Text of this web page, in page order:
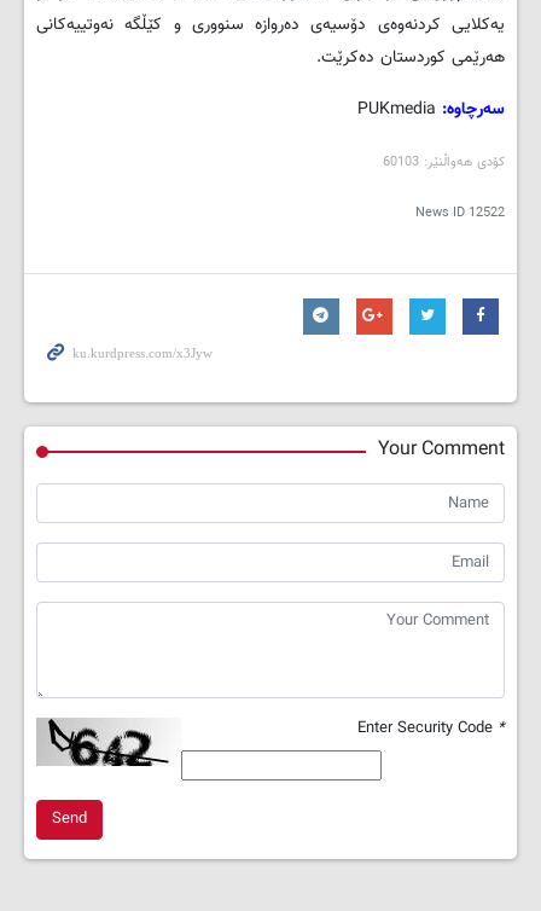
یه‌كلایی كردنه‌وه‌ی دۆسیه‌ی ده‌روازه‌ سنووری و كێڵگه‌ نه‌وتییه‌كانی
هه‌رێمی كوردستان ده‌كرێت.
سه‌رچاوه‌:
کۆدی هه‌واڵنێر: 60103
News ID 12522
Your Comment
*
Send